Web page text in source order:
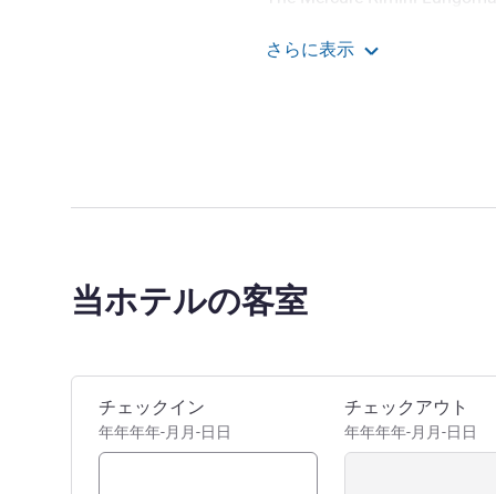
and the historic centre, 5 km
General Manager
Teodato Lima ホテル経営
さらに表示
当ホテルの客室
このホテルを予約
チェックイン
年年年年-月月-日日
チェックアウト
年年年年-月月-日日